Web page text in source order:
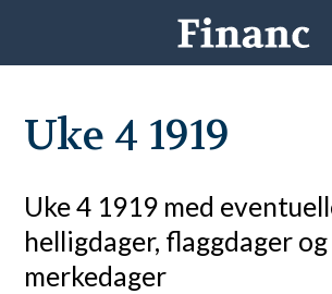
Uke 4 1919
Uke 4 1919 med
helligdager, flaggdager
merkedager